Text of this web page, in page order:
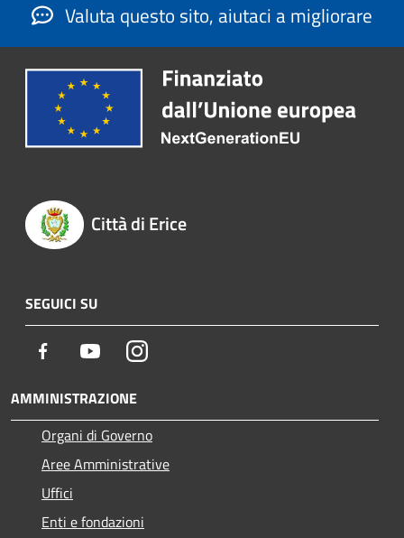
Valuta questo sito, aiutaci a migliorare
Città di Erice
SEGUICI SU
Facebook YoutubeInstagram
AMMINISTRAZIONE
Organi di Governo
Aree Amministrative
Uffici
Enti e fondazioni